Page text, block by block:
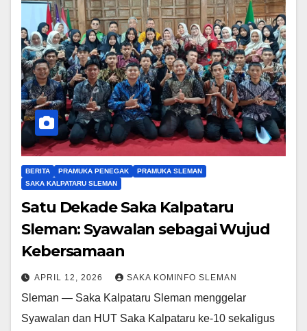
BERITA PRAMUKA PENEGAK
PRAMUKA SLEMAN
SAKA KALPATARU SLEMAN
Satu Dekade Saka Kalpataru
Sleman: Syawalan sebagai Wujud
Kebersamaan
APRIL 12, 2026 SAKA KOMINFO SLEMAN
Sleman — Saka Kalpataru Sleman menggelar
Syawalan dan HUT Saka Kalpataru ke-10 sekaligus